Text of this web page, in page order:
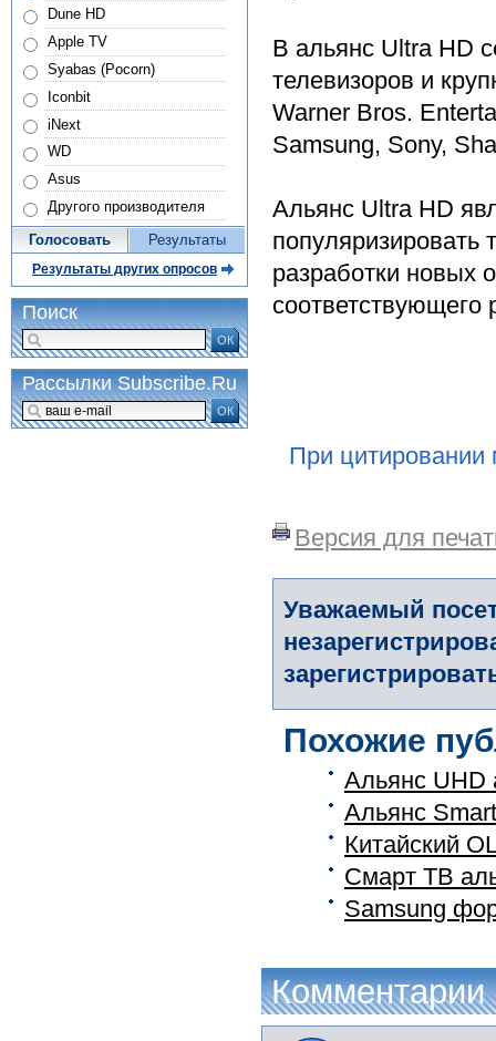
В альянс Ultra HD
телевизоров и
Warner Bros.
Samsung, Sony,
Альянс Ultra HD
популяризировать
разработки новых
соответствующего
При цитировании
Версия для
Уважаемый
Похожие
Альянс UHD
Альянс
Китайский
Смарт ТВ
Samsung
Комментарии
Dune HD
Apple TV
Syabas (Pocorn)
Iconbit
iNext
WD
Asus
Другого производителя
Голосовать Результаты
Результаты других опросов
Поиск
ОК
Рассылки Subscribe.Ru
ОК